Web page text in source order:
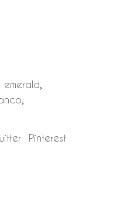
emerald,
,
Pinterest